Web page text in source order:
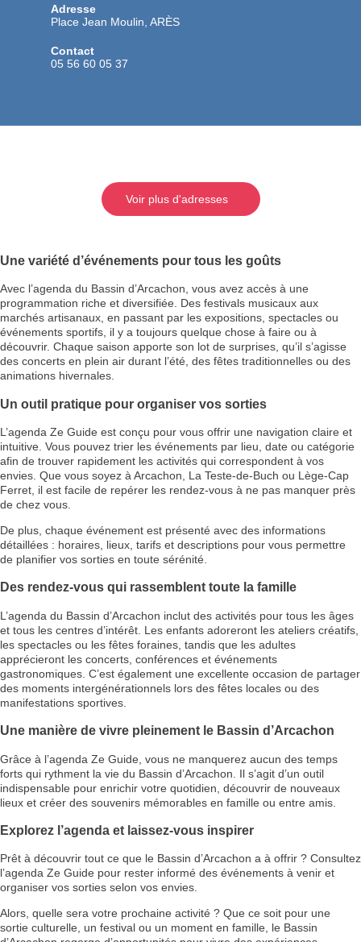
Adresse
Place Jean Moulin, ARÈS
Contact
05 56 60 05 37
Voir plus d'adresses
Une variété d’événements pour tous les goûts
Avec l’agenda du Bassin d’Arcachon, vous avez accès à une
programmation riche et diversifiée. Des festivals musicaux aux
marchés artisanaux, en passant par les expositions, spectacles ou
événements sportifs, il y a toujours quelque chose à faire ou à
découvrir. Chaque saison apporte son lot de surprises, qu’il s’agisse
des concerts en plein air durant l’été, des fêtes traditionnelles ou des
animations hivernales.
Un outil pratique pour organiser vos sorties
L’agenda Ze Guide est conçu pour vous offrir une navigation claire et
intuitive. Vous pouvez trier les événements par lieu, date ou catégorie
afin de trouver rapidement les activités qui correspondent à vos
envies. Que vous soyez à Arcachon, La Teste-de-Buch ou Lège-Cap
Ferret, il est facile de repérer les rendez-vous à ne pas manquer près
de chez vous.
De plus, chaque événement est présenté avec des informations
détaillées : horaires, lieux, tarifs et descriptions pour vous permettre
de planifier vos sorties en toute sérénité.
Des rendez-vous qui rassemblent toute la famille
L’agenda du Bassin d’Arcachon inclut des activités pour tous les âges
et tous les centres d’intérêt. Les enfants adoreront les ateliers créatifs,
les spectacles ou les fêtes foraines, tandis que les adultes
apprécieront les concerts, conférences et événements
gastronomiques. C’est également une excellente occasion de partager
des moments intergénérationnels lors des fêtes locales ou des
manifestations sportives.
Une manière de vivre pleinement le Bassin d’Arcachon
Grâce à l’agenda Ze Guide, vous ne manquerez aucun des temps
forts qui rythment la vie du Bassin d’Arcachon. Il s’agit d’un outil
indispensable pour enrichir votre quotidien, découvrir de nouveaux
lieux et créer des souvenirs mémorables en famille ou entre amis.
Explorez l’agenda et laissez-vous inspirer
Prêt à découvrir tout ce que le Bassin d’Arcachon a à offrir ? Consultez
l’agenda Ze Guide pour rester informé des événements à venir et
organiser vos sorties selon vos envies.
Alors, quelle sera votre prochaine activité ? Que ce soit pour une
sortie culturelle, un festival ou un moment en famille, le Bassin